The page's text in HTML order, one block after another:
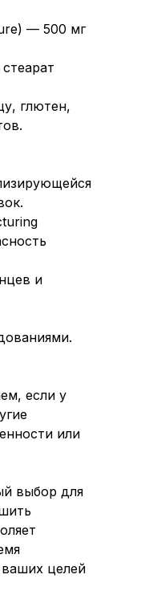
— 500 мг
глютен,
и
если у
или
выбор для
целей